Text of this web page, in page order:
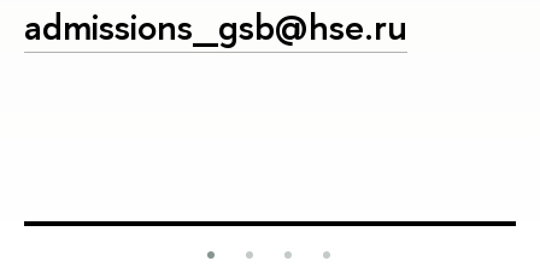
admissions_gsb@hse.ru